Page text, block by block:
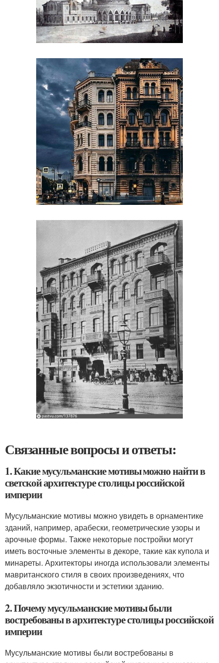
Связанные вопросы и ответы:
1. Какие мусульманские мотивы можно найти в
светской архитектуре столицы российской
империи
Мусульманские мотивы можно увидеть в орнаментике
зданий, например, арабески, геометрические узоры и
арочные формы. Также некоторые постройки могут
иметь восточные элементы в декоре, такие как купола и
минареты. Архитекторы иногда использовали элементы
мавританского стиля в своих произведениях, что
добавляло экзотичности и эстетики зданию.
2. Почему мусульманские мотивы были
востребованы в архитектуре столицы российской
империи
Мусульманские мотивы были востребованы в